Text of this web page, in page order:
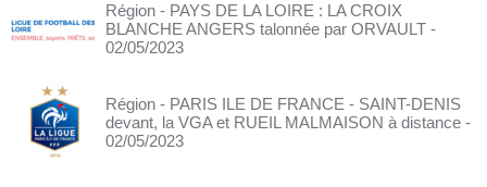
Région - PAYS DE LA LOIRE : LA CROIX
BLANCHE ANGERS talonnée par ORVAULT -
02/05/2023
Région - PARIS ILE DE FRANCE - SAINT-DENIS
devant, la VGA et RUEIL MALMAISON à distance -
02/05/2023